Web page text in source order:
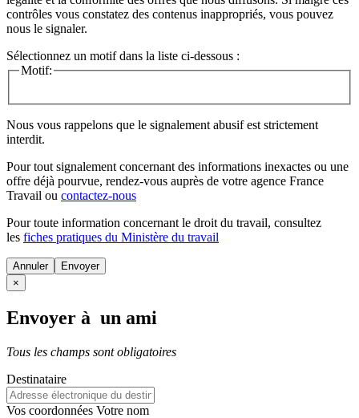
contrôles vous constatez des contenus inappropriés, vous pouvez
nous le signaler.
Sélectionnez un motif dans la liste ci-dessous :
Motif:
Nous vous rappelons que le signalement abusif est strictement
interdit.
Pour tout signalement concernant des informations inexactes ou une
offre déjà pourvue, rendez-vous auprès de votre agence France
Travail ou contactez-nous
Pour toute information concernant le droit du travail, consultez
les fiches pratiques du Ministère du travail
Annuler
×
Envoyer à un ami
Tous les champs sont obligatoires
Destinataire
Vos coordonnées Votre nom